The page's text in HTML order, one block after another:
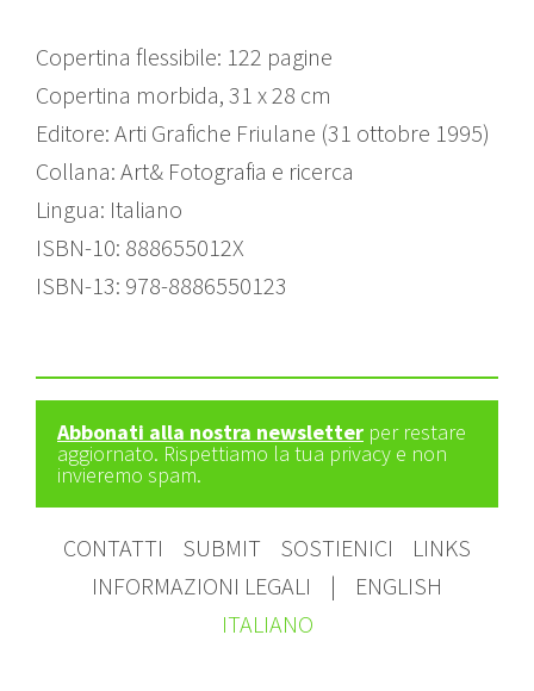
Copertina flessibile: 122 pagine
Copertina morbida, 31 x 28 cm
Editore: Arti Grafiche Friulane (31 ottobre 1995)
Collana: Art& Fotografia e ricerca
Lingua: Italiano
ISBN-10: 888655012X
ISBN-13: 978-8886550123
Abbonati alla nostra newsletter per restare
aggiornato. Rispettiamo la tua privacy e non
invieremo spam.
CONTATTI SUBMIT SOSTIENICI
LINKS
INFORMAZIONI LEGALI
|
ENGLISH
ITALIANO